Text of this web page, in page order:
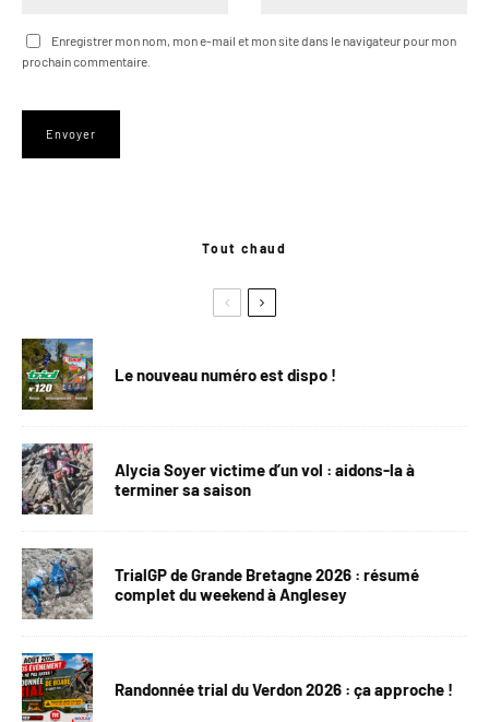
Enregistrer mon nom, mon e-mail et mon site dans le navigateur pour mon
prochain commentaire.
Tout chaud
Le nouveau numéro est dispo !
Alycia Soyer victime d’un vol : aidons-la à
terminer sa saison
TrialGP de Grande Bretagne 2026 : résumé
complet du weekend à Anglesey
Randonnée trial du Verdon 2026 : ça approche !